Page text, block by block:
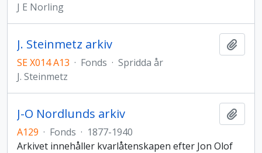
J E Norling
J. Steinmetz arkiv
SE X014 A13 · Fonds · Spridda år
J. Steinmetz
J-O Nordlunds arkiv
A129 · Fonds · 1877-1940
Arkivet innehåller kvarlåtenskapen efter Jon Olof